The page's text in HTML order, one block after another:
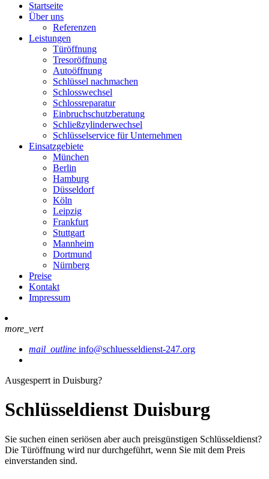
Startseite
Über uns
Referenzen
Leistungen
Türöffnung
Tresoröffnung
Аutoöffnung
Schlüssel nachmachen
Schlosswechsel
Schlossreparatur
Einbruchschutzberatung
Schließzylinderwechsel
Schlüsselservice für Unternehmen
Einsatzgebiete
München
Berlin
Hamburg
Düsseldorf
Köln
Leipzig
Frankfurt
Stuttgart
Mannheim
Dortmund
Nürnberg
Preise
Kontakt
Impressum
more_vert
mail_outline info@schluesseldienst-247.org
Ausgesperrt in Duisburg?
Schlüsseldienst Duisburg
Sie suchen einen seriösen aber auch preisgünstigen Schlüsseldienst?
Die Türöffnung wird nur durchgeführt, wenn Sie mit dem Preis
einverstanden sind.